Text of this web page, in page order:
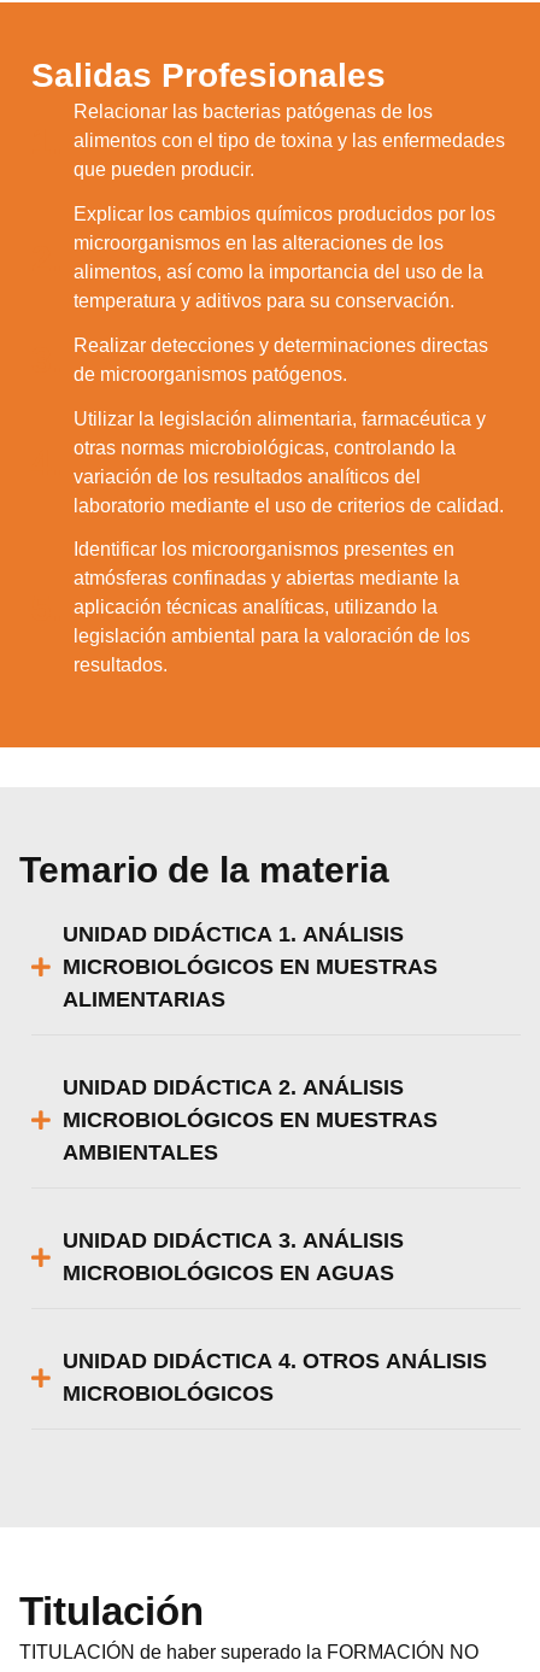
Salidas Profesionales
Relacionar las bacterias patógenas de los
alimentos con el tipo de toxina y las enfermedades
que pueden producir.
Explicar los cambios químicos producidos por los
microorganismos en las alteraciones de los
alimentos, así como la importancia del uso de la
temperatura y aditivos para su conservación.
Realizar detecciones y determinaciones directas
de microorganismos patógenos.
Utilizar la legislación alimentaria, farmacéutica y
otras normas microbiológicas, controlando la
variación de los resultados analíticos del
laboratorio mediante el uso de criterios de calidad.
Identificar los microorganismos presentes en
atmósferas confinadas y abiertas mediante la
aplicación técnicas analíticas, utilizando la
legislación ambiental para la valoración de los
resultados.
Temario de la materia
UNIDAD DIDÁCTICA 1. ANÁLISIS
MICROBIOLÓGICOS EN MUESTRAS
ALIMENTARIAS
UNIDAD DIDÁCTICA 2. ANÁLISIS
MICROBIOLÓGICOS EN MUESTRAS
AMBIENTALES
UNIDAD DIDÁCTICA 3. ANÁLISIS
MICROBIOLÓGICOS EN AGUAS
UNIDAD DIDÁCTICA 4. OTROS ANÁLISIS
MICROBIOLÓGICOS
Titulación
TITULACIÓN de haber superado la FORMACIÓN NO
Utilizamos cookies para ofrecerte la mejor
experiencia en nuestra web.
utilizamos o desactivarlas en losajustes.
Configurar